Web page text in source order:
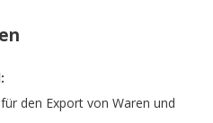
den Export von Waren und